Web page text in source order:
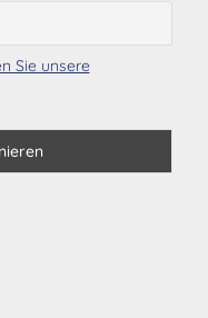
Sie unsere